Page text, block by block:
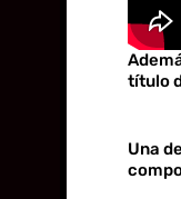
título
Una